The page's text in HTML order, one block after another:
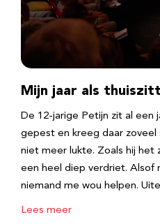
Mijn jaar als
De 12-jarige Petijn zit al een
gepest en kreeg daar zoveel
niet meer lukte. Zoals hij het
een heel diep verdriet. Alsof
niemand me wou helpen.
Lees meer